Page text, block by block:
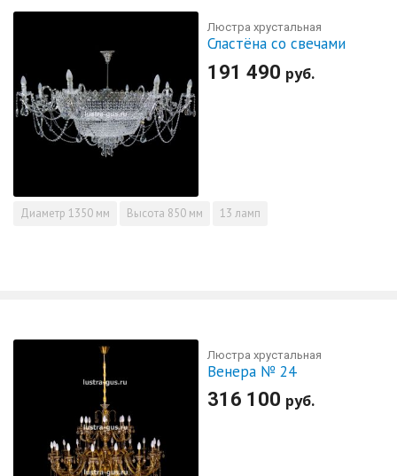
Люстра хрустальная
Сластёна со свечами
191 490 руб.
Диаметр 1350 мм Высота 850 мм 13 ламп
Люстра хрустальная
Венера № 24
316 100 руб.